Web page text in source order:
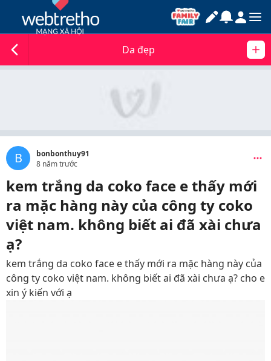
Da đẹp
B
bonbonthuy91
8 năm trước
kem trắng da coko face e thấy mới
ra mặc hàng này của công ty coko
việt nam. không biết ai đã xài chưa
ạ?
kem trắng da coko face e thấy mới ra mặc hàng này của
công ty coko việt nam. không biết ai đã xài chưa ạ? cho e
xin ý kiến với ạ